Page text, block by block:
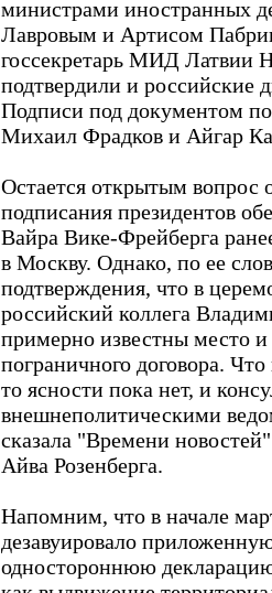
министрами иностранных
Лавровым и Артисом
госсекретарь МИД
подтвердили и российские
Подписи под документом
Михаил Фрадков и Айгар
Остается открытым вопрос
подписания президентов
Вайра Вике-Фрейберга
в Москву. Однако, по ее
подтверждения, что в
российский коллега
примерно известны место и
пограничного договора.
то ясности пока нет, и
внешнеполитическими
сказала "Времени
Айва Розенберга.
Напомним, что в начале
дезавуировало
одностороннюю